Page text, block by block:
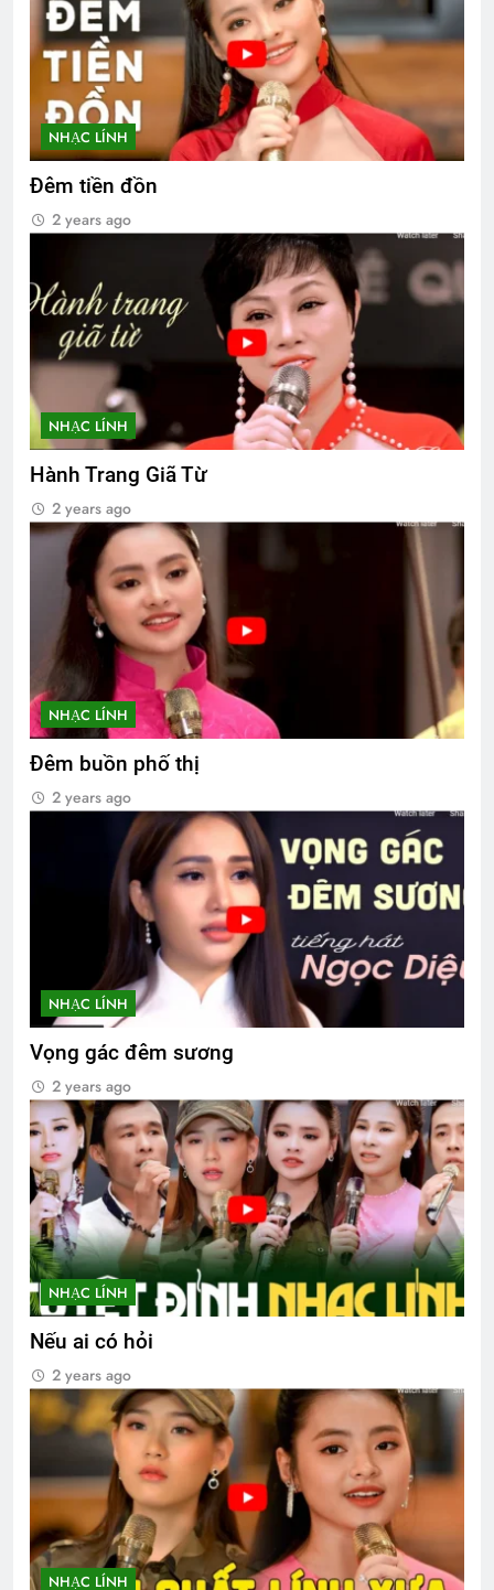
NHẠC LÍNH
Đêm tiền đồn
2 years ago
NHẠC LÍNH
Hành Trang Giã Từ
2 years ago
NHẠC LÍNH
Đêm buồn phố thị
2 years ago
NHẠC LÍNH
Vọng gác đêm sương
2 years ago
NHẠC LÍNH
Nếu ai có hỏi
2 years ago
NHẠC LÍNH